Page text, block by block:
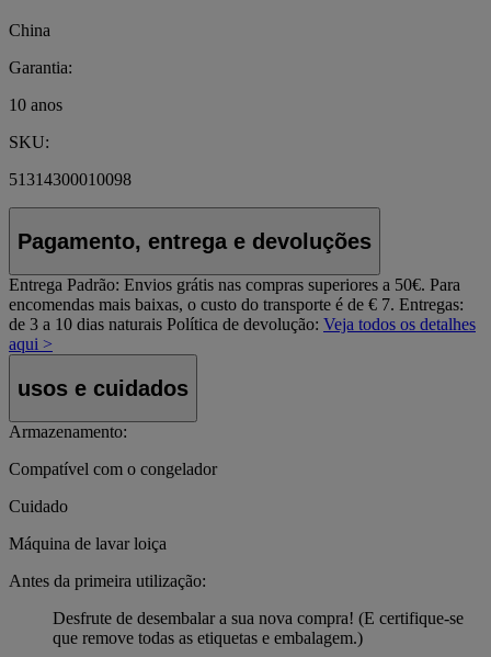
China
Garantia:
10 anos
SKU:
51314300010098
Pagamento, entrega e devoluções
Entrega Padrão: Envios grátis nas compras superiores a 50€. Para
encomendas mais baixas, o custo do transporte é de € 7. Entregas:
de 3 a 10 dias naturais Política de devolução: Veja todos os detalhes
aqui >
usos e cuidados
Armazenamento:
Compatível com o congelador
Cuidado
Máquina de lavar loiça
Antes da primeira utilização:
Desfrute de desembalar a sua nova compra! (E certifique-se
que remove todas as etiquetas e embalagem.)